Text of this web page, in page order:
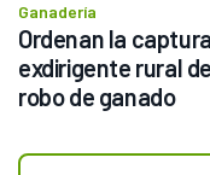
Ganadería
Ordenan la
exdirigente rural
robo de ganado